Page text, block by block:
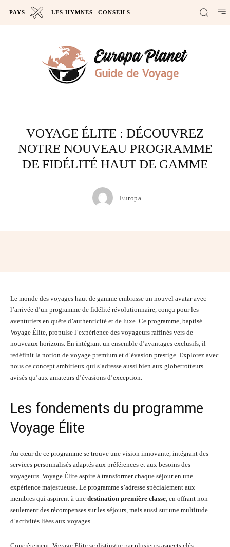
PAYS LES HYMNES CONSEILS
VOYAGE ÉLITE : DÉCOUVREZ
NOTRE NOUVEAU PROGRAMME
DE FIDÉLITÉ HAUT DE GAMME
Europa
Le monde des voyages haut de gamme embrasse un nouvel avatar avec
l’arrivée d’un programme de fidélité révolutionnaire, conçu pour les
aventuriers en quête d’authenticité et de luxe. Ce programme, baptisé
Voyage Élite, propulse l’expérience des voyageurs raffinés vers de
nouveaux horizons. En intégrant un ensemble d’avantages exclusifs, il
redéfinit la notion de voyage premium et d’évasion prestige. Explorez avec
nous ce concept ambitieux qui s’adresse aussi bien aux globetrotteurs
avisés qu’aux amateurs d’évasions d’exception.
Les fondements du programme
Voyage Élite
Au cœur de ce programme se trouve une vision innovante, intégrant des
services personnalisés adaptés aux préférences et aux besoins des
voyageurs. Voyage Élite aspire à transformer chaque séjour en une
expérience majestueuse. Le programme s’adresse spécialement aux
membres qui aspirent à une destination première classe, en offrant non
seulement des récompenses sur les séjours, mais aussi sur une multitude
d’activités liées aux voyages.